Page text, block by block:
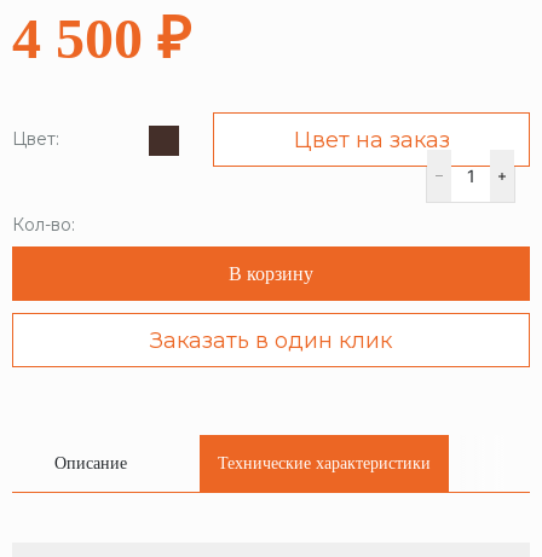
4 500 ₽
Цвет: Цвет на заказ
Кол-во:
В корзину
Заказать в один клик
Описание Технические характеристики